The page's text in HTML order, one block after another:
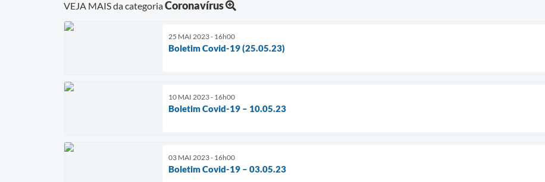
VEJA MAIS da categoriaCoronavírus
25 MAI 2023 - 16h00
Boletim Covid-19 (25.05.23)
10 MAI 2023 - 16h00
Boletim Covid-19 – 10.05.23
03 MAI 2023 - 16h00
Boletim Covid-19 – 03.05.23